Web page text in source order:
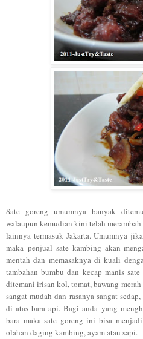
Sate goreng umumnya banyak
walaupun kemudian kini telah
lainnya termasuk Jakarta. Umumnya
maka penjual sate kambing akan
mentah dan memasaknya di kuali
tambahan bumbu dan kecap manis
ditemani irisan kol, tomat, bawang
sangat mudah dan rasanya sangat
di atas bara api. Bagi anda yang
bara maka sate goreng ini bisa
olahan daging kambing, ayam atau sapi.